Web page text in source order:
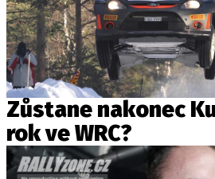
Zůstane nakonec
rok ve WRC?